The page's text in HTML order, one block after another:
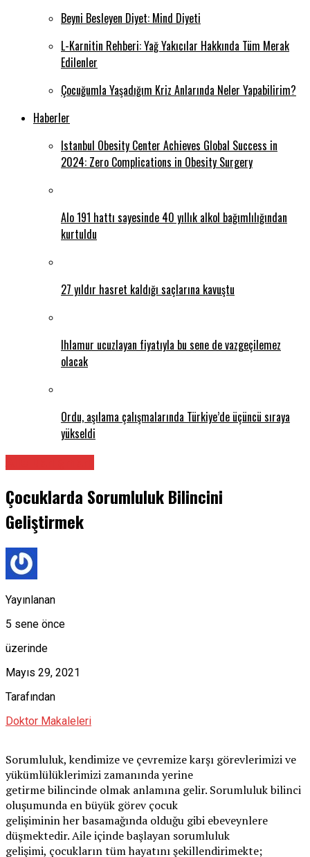
Beyni Besleyen Diyet: Mind Diyeti
L-Karnitin Rehberi: Yağ Yakıcılar Hakkında Tüm Merak
Edilenler
Çocuğumla Yaşadığım Kriz Anlarında Neler Yapabilirim?
Haberler
Istanbul Obesity Center Achieves Global Success in
2024: Zero Complications in Obesity Surgery
Alo 191 hattı sayesinde 40 yıllık alkol bağımlılığından
kurtuldu
27 yıldır hasret kaldığı saçlarına kavuştu
Ihlamur ucuzlayan fiyatıyla bu sene de vazgeçilemez
olacak
Ordu, aşılama çalışmalarında Türkiye’de üçüncü sıraya
yükseldi
Çocuklarda Sorumluluk Bilincini
Geliştirmek
Yayınlanan
5 sene önce
üzerinde
Mayıs 29, 2021
Tarafından
Doktor Makaleleri
Sorumluluk, kendimize ve çevremize karşı görevlerimizi ve
yükümlülüklerimizi zamanında yerine
getirme bilincinde olmak anlamına gelir. Sorumluluk bilinci
oluşumunda en büyük görev çocuk
gelişiminin her basamağında olduğu gibi ebeveynlere
düşmektedir. Aile içinde başlayan sorumluluk
gelişimi, çocukların tüm hayatını şekillendirimekte;